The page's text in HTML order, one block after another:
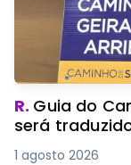
R. Guia do
será
1 agosto 2026